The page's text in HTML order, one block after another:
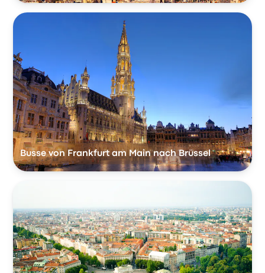
Busse von Frankfurt am Main nach Brüssel